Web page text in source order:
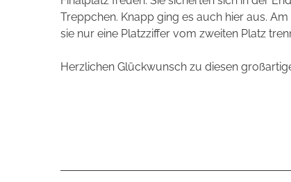
Treppchen. Knapp ging es auch hier aus.
sie nur eine Platzziffer vom zweiten Platz
Herzlichen Glückwunsch zu diesen